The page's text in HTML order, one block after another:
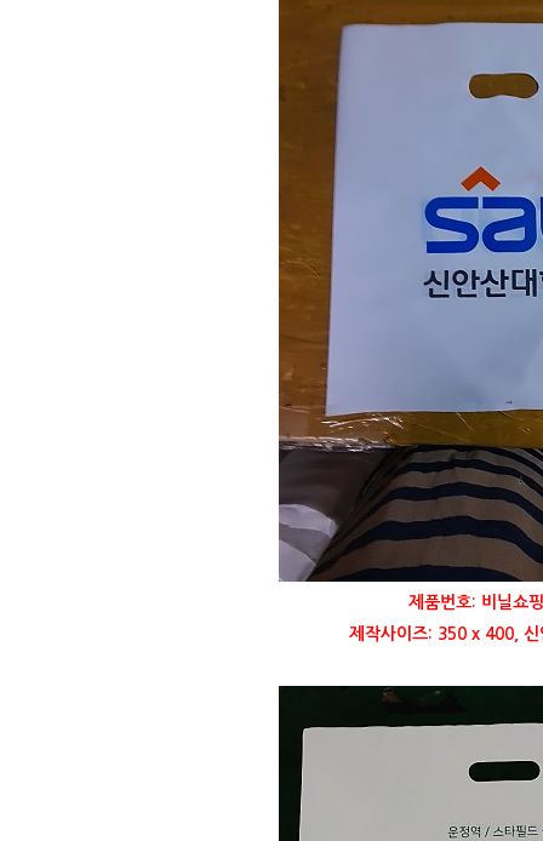
제품번호: 비닐쇼
제작사이즈: 350 x 400, 신